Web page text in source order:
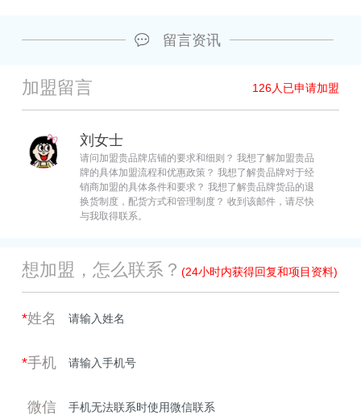
留言资讯
加盟留言 126人已申请加盟
刘女士
请问加盟贵品牌店铺的要求和细则？ 我想了解加盟贵品
牌的具体加盟流程和优惠政策？ 我想了解贵品牌对于经
销商加盟的具体条件和要求？ 我想了解贵品牌货品的退
换货制度，配货方式和管理制度？ 收到该邮件，请尽快
与我取得联系。
想加盟，怎么联系？ (24小时内获得回复和项目资料)
*姓名
*手机
微信